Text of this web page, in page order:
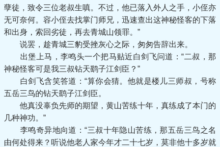
孽徒，致令三位老叔生嗔。不过，他已落入外人之手，小侄亦
无可奈何。容小侄去找掌门师兄，迅速查出这神秘怪客的下落
和出身，索回劣徒，再去青城山领罪。”
说罢，趁青城三豹受挫灰心之际，匆匆告辞出来。
出堡上马，李鸣头一个把马贴近白剑飞问道：“二叔，那
神秘怪客可是我三叔钻天鹞子江剑臣？”
白剑飞含笑答道：“算你会猜。他就是楼儿三师叔，号称
五岳三鸟的钻天鹞子江剑臣。
他真没辜负先师的期望，黄山苦练十年，真练成了本门的
几种神功。”
李鸣奇异地向道：“三叔十年隐山苦练，那五岳三鸟之名
由何处得来？听说他老人家今年才二十七岁，莫非他十多岁就